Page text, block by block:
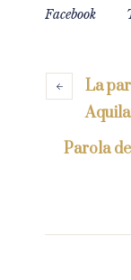
Facebook
La
Parola